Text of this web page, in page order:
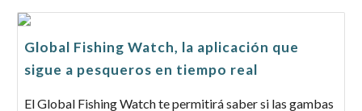
Global Fishing Watch, la aplicación que
sigue a pesqueros en tiempo real
El Global Fishing Watch te permitirá saber si las gambas